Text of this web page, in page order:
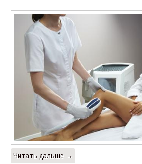
Читать дальше →